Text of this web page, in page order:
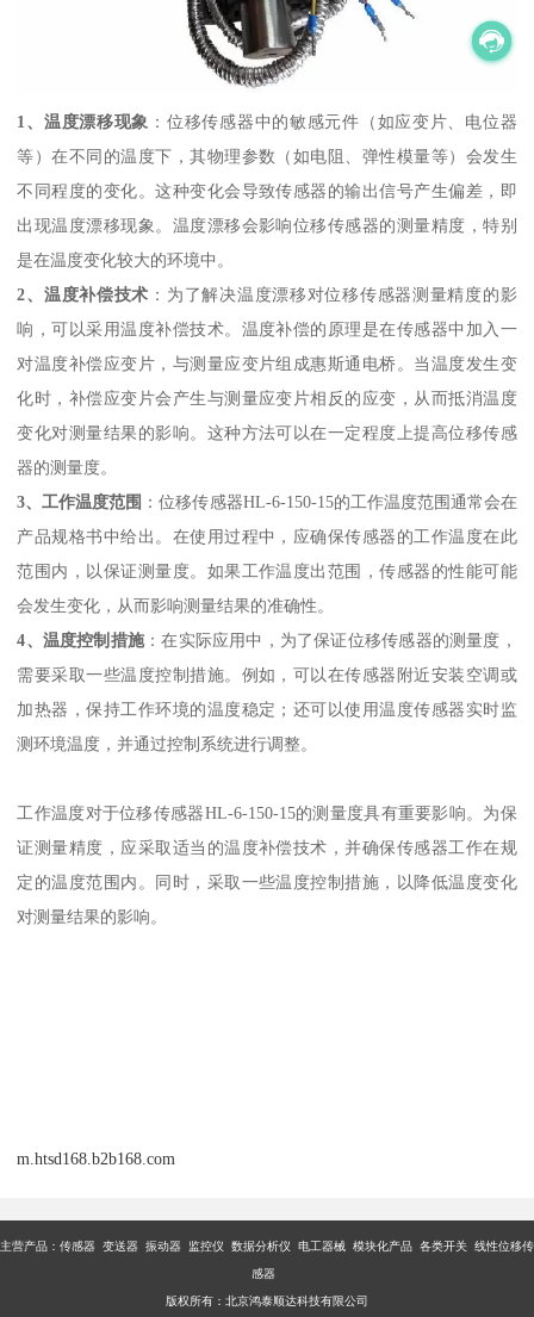
1、温度漂移现象 ：位移传感器中的敏感元件（如应变片、电位器
等）在不同的温度下，其物理参数（如电阻、弹性模量等）会发生
不同程度的变化。这种变化会导致传感器的输出信号产生偏差，即
出现温度漂移现象。温度漂移会影响位移传感器的测量精度，特别
是在温度变化较大的环境中。
2、温度补偿技术 ：为了解决温度漂移对位移传感器测量精度的影
响，可以采用温度补偿技术。温度补偿的原理是在传感器中加入一
对温度补偿应变片，与测量应变片组成惠斯通电桥。当温度发生变
化时，补偿应变片会产生与测量应变片相反的应变，从而抵消温度
变化对测量结果的影响。这种方法可以在一定程度上提高位移传感
器的测量度。
3、工作温度范围 ：位移传感器HL-6-150-15的工作温度范围通常会在
产品规格书中给出。在使用过程中，应确保传感器的工作温度在此
范围内，以保证测量度。如果工作温度出范围，传感器的性能可能
会发生变化，从而影响测量结果的准确性。
4、温度控制措施：在实际应用中，为了保证位移传感器的测量度，
需要采取一些温度控制措施。例如，可以在传感器附近安装空调或
加热器，保持工作环境的温度稳定；还可以使用温度传感器实时监
测环境温度，并通过控制系统进行调整。
工作温度对于位移传感器HL-6-150-15的测量度具有重要影响。为保
证测量精度，应采取适当的温度补偿技术，并确保传感器工作在规
定的温度范围内。同时，采取一些温度控制措施，以降低温度变化
对测量结果的影响。
m.htsd168.b2b168.com
主营产品：传感器 变送器 振动器 监控仪 数据分析仪 电工器械 模块化产品 各类开关 线性位移传
感器
版权所有：北京鸿泰顺达科技有限公司